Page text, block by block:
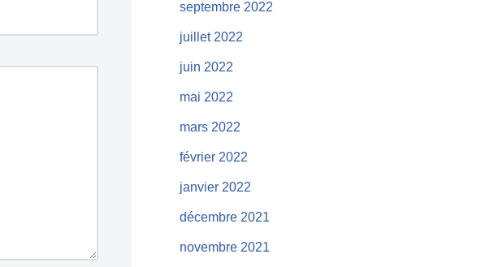
septembre 2022
juillet 2022
juin 2022
mai 2022
mars 2022
février 2022
janvier 2022
décembre 2021
novembre 2021